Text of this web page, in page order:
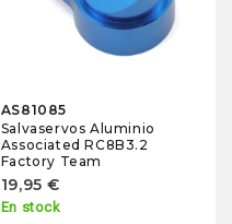
AS81085
Salvaservos Aluminio
Associated RC8B3.2
Factory Team
19,95 €
En stock